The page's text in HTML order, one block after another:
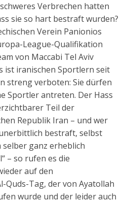
Verbrechen hatten
sie so hart bestraft wurden?
Verein Panionios
League-Qualifikation
von Maccabi Tel Aviv
ist iranischen Sportlern seit
streng verboten: Sie dürfen
Sportler antreten. Der Hass
Teil der
Republik Iran – und wer
bestraft, selbst
ganz erheblich
– so rufen es die
auf den
Quds-Tag, der von Ayatollah
wurde und der leider auch